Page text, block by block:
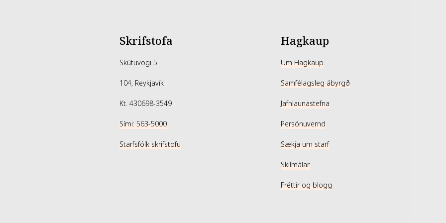
Skrifstofa
Skútuvogi 5
104, Reykjavík
Kt. 430698-3549
Sími: 563-5000
Starfsfólk skrifstofu
Hagkaup
Um Hagkaup
Samfélagsleg ábyrgð
Jafnlaunastefna
Persónuvernd
Sækja um starf
Skilmálar
Fréttir og blogg